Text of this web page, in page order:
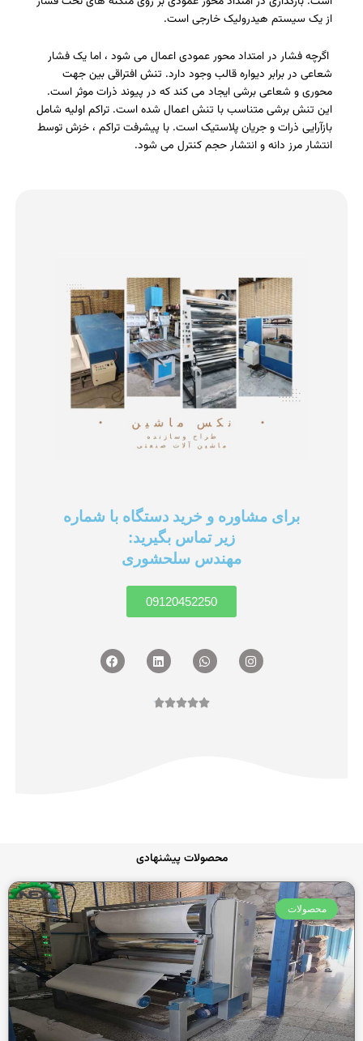
از یک سیستم هیدرولیک خارجی است.
اگرچه فشار در امتداد محور عمودی اعمال می شود ، اما یک فشار
شعاعی در برابر دیواره قالب وجود دارد. تنش افتراقی بین جهت
محوری و شعاعی برشی ایجاد می کند که در پیوند ذرات موثر است.
این تنش برشی متناسب با تنش اعمال شده است. تراکم اولیه شامل
بازآرایی ذرات و جریان پلاستیک است. با پیشرفت تراکم ، خزش توسط
انتشار مرز دانه و انتشار حجم کنترل می شود.
برای مشاوره و خرید دستگاه با شماره
زیر تماس بگیرید:
مهندس سلحشوری
09120452250
Instagram
Whatsapp
Linkedin
Facebook





محصولات پیشنهادی
محصولات